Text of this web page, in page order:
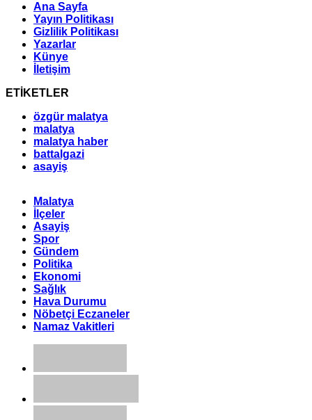
Ana Sayfa
Yayın Politikası
Gizlilik Politikası
Yazarlar
Künye
İletişim
ETİKETLER
özgür malatya
malatya
malatya haber
battalgazi
asayiş
Malatya
İlçeler
Asayiş
Spor
Gündem
Politika
Ekonomi
Sağlık
Hava Durumu
Nöbetçi Eczaneler
Namaz Vakitleri